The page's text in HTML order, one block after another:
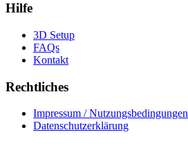
Hilfe
3D Setup
FAQs
Kontakt
Rechtliches
Impressum / Nutzungsbedingungen
Datenschutzerklärung